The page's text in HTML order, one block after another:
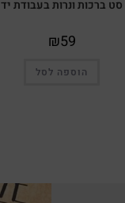
סט ברכות ונרות בעבודת יד
₪59
הוספה לסל